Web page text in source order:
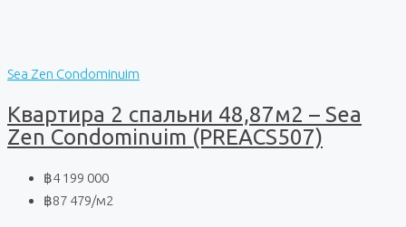
Sea Zen Condominuim
Квартира 2 спальни 48,87м2 – Sea
Zen Condominuim (PREACS507)
฿4 199 000
฿87 479/м2